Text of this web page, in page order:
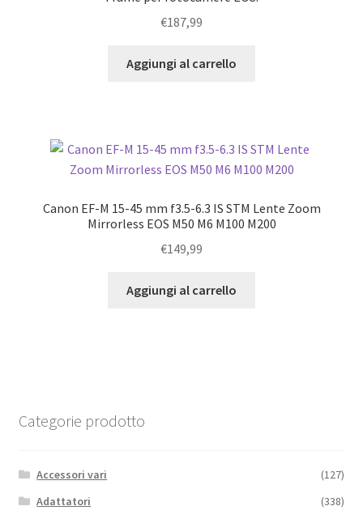
€187,99
Aggiungi al carrello
Canon EF-M 15-45 mm f3.5-6.3 IS STM Lente Zoom
Mirrorless EOS M50 M6 M100 M200
€149,99
Aggiungi al carrello
Categorie prodotto
Accessori vari
(127)
Adattatori
(338)